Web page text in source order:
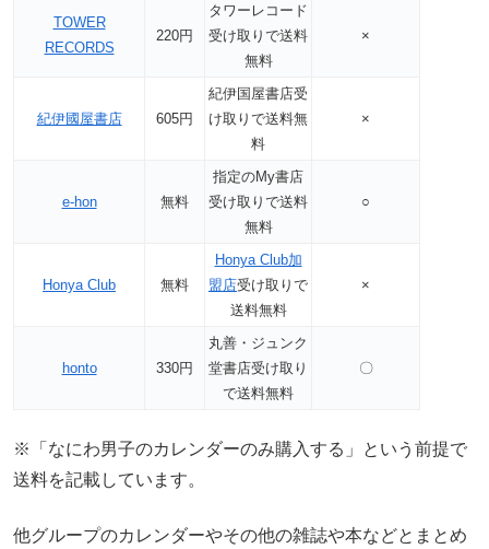
TOWER
RECORDS
220円
タワーレコード
受け取りで送料
無料
×
紀伊國屋書店 605円
紀伊国屋書店受
け取りで送料無
料
×
e-hon 無料
指定のMy書店
受け取りで送料
無料
○
Honya Club 無料
Honya Club加
盟店受け取りで
送料無料
×
honto 330円
丸善・ジュンク
堂書店受け取り
で送料無料
〇
※「なにわ男子のカレンダーのみ購入する」という前提で
送料を記載しています。
他グループのカレンダーやその他の雑誌や本などとまとめ